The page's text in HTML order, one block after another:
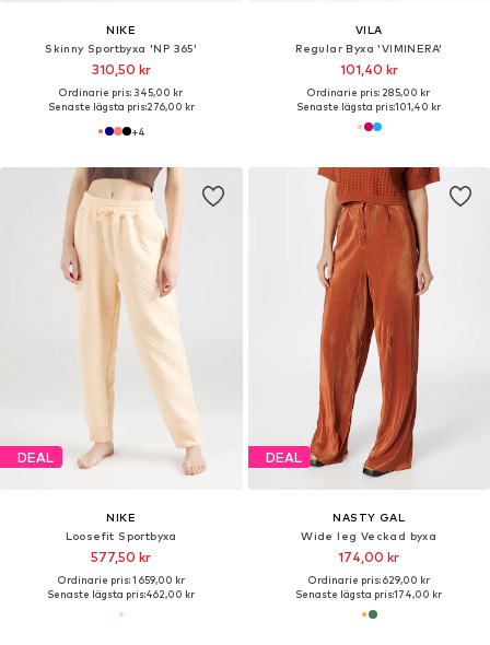
NIKE
Skinny Sportbyxa 'NP 365'
310,50 kr
Ordinarie pris: 345,00 kr
Senaste lägsta pris:276,00 kr
+4
VILA
Regular Byxa 'VIMINERA'
101,40 kr
Ordinarie pris: 285,00 kr
Senaste lägsta pris:101,40 kr
DEAL
NIKE
Loosefit Sportbyxa
577,50 kr
Ordinarie pris: 1 659,00 kr
Senaste lägsta pris:462,00 kr
DEAL
NASTY GAL
Wide leg Veckad byxa
174,00 kr
Ordinarie pris: 629,00 kr
Senaste lägsta pris:174,00 kr